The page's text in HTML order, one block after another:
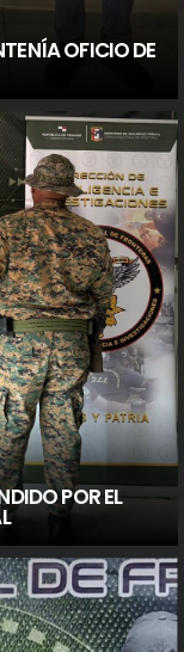
OFICIO DE
POR EL